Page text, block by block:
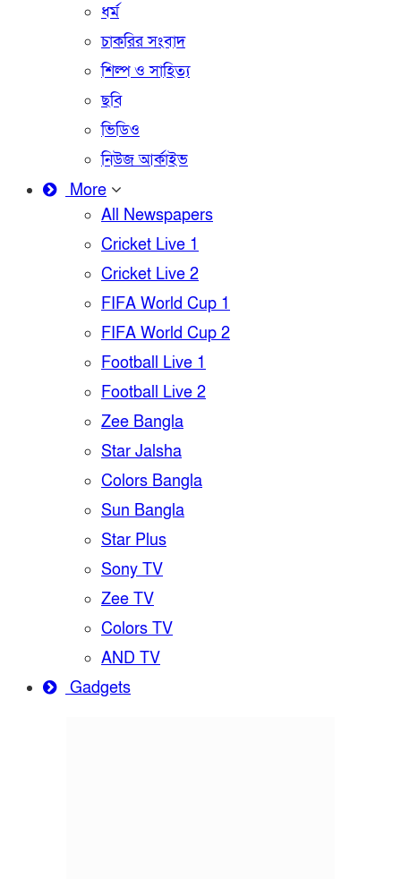
ধর্ম
চাকরির সংবাদ
শিল্প ও সাহিত্য
ছবি
ভিডিও
নিউজ আর্কাইভ
More
All Newspapers
Cricket Live 1
Cricket Live 2
FIFA World Cup 1
FIFA World Cup 2
Football Live 1
Football Live 2
Zee Bangla
Star Jalsha
Colors Bangla
Sun Bangla
Star Plus
Sony TV
Zee TV
Colors TV
AND TV
Gadgets